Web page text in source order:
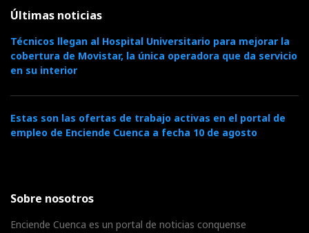
Últimas noticias
Técnicos llegan al Hospital Universitario para mejorar la
cobertura de Movistar, la única operadora que da servicio
en su interior
Estas son las ofertas de trabajo activas en el portal de
empleo de Enciende Cuenca a fecha 10 de agosto
Sobre nosotros
Enciende Cuenca es un portal de noticias conquense